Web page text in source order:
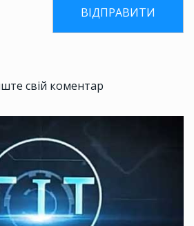
свій коментар